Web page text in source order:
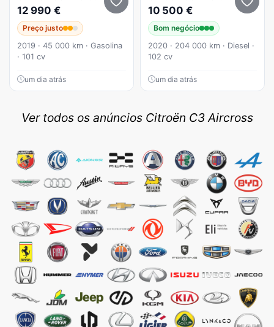
12 990 €
Preço justo
2019 · 45 000 km · Gasolina
· 101 cv
um dia atrás
10 500 €
Bom negócio
2020 · 204 000 km · Diesel ·
102 cv
um dia atrás
Ver todos os anúncios Citroën C3 Aircross